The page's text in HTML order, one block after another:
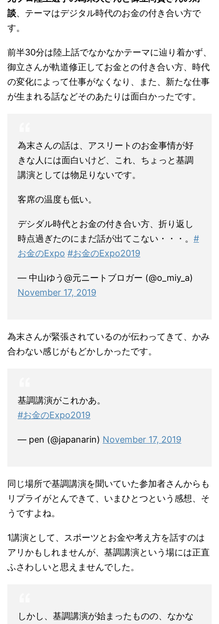
談、テーマはデジタル時代のお金の付き合い方で
す。
前半30分は陸上話でなかなかテーマに辿り着かず、
御立さんが軌道修正してお金との付き合い方、時代
の変化によって仕事がなくなり、また、新たな仕事
が生まれる話などそのあたりは面白かったです。
為末さんの話は、アスリートのお金事情が好
きな人には面白いけど、これ、ちょっと基調
講演としては物足りないです。
客席の温度も低い。
デシダル時代とお金の付き合い方、折り返し
時点過ぎたのにまだ話が出てこない・・・。 #
お金のExpo #お金のExpo2019
— 中山ゆう@元ニートブロガー (@o_miy_a)
November 17, 2019
為末さんが緊張されているのが伝わってきて、かみ
合わない感じがもどかしかったです。
基調講演がこれかあ。
#お金のExpo2019
— pen (@japanarin) November 17, 2019
同じ場所で基調講演を聞いていた参加者さんからも
リプライがとんできて、いまひとつという感想、そ
うですよね。
1講演として、スポーツとお金や考え方を話すのは
アリかもしれませんが、基調講演という場には正直
ふさわしいと思えませんでした。
しかし、基調講演が始まったものの、なかな